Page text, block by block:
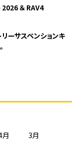
＆ RAV4
ーサスペンションキ
月
3月